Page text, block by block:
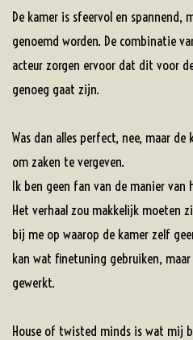
De kamer is sfeervol en spannend,
genoemd worden. De combinatie
acteur zorgen ervoor dat dit voor
genoeg gaat zijn.
Was dan alles perfect, nee, maar
om zaken te vergeven.
Ik ben geen fan van de manier van
Het verhaal zou makkelijk moeten
bij me op waarop de kamer zelf
kan wat finetuning gebruiken,
gewerkt.
House of twisted minds is wat mij